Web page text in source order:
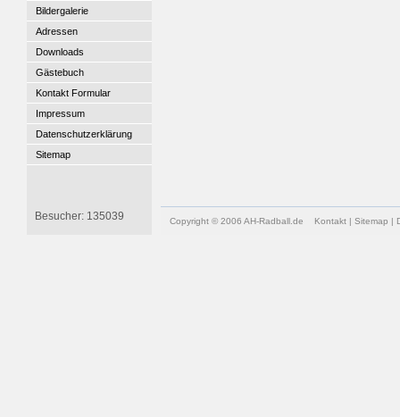
Bildergalerie
Adressen
Downloads
Gästebuch
Kontakt Formular
Impressum
Datenschutzerklärung
Sitemap
Besucher: 135039 Copyright © 2006 AH-Radball.de Kontakt | Sitemap |